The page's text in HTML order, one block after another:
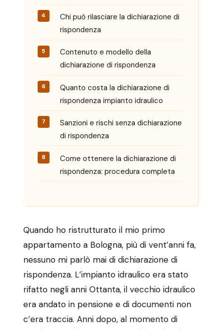
Chi può rilasciare la dichiarazione di
rispondenza
Contenuto e modello della
dichiarazione di rispondenza
Quanto costa la dichiarazione di
rispondenza impianto idraulico
Sanzioni e rischi senza dichiarazione
di rispondenza
Come ottenere la dichiarazione di
rispondenza: procedura completa
Quando ho ristrutturato il mio primo
appartamento a Bologna, più di vent’anni fa,
nessuno mi parlò mai di dichiarazione di
rispondenza. L’impianto idraulico era stato
rifatto negli anni Ottanta, il vecchio idraulico
era andato in pensione e di documenti non
c’era traccia. Anni dopo, al momento di